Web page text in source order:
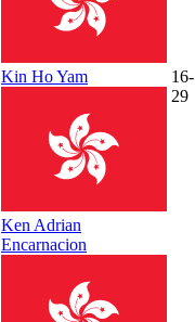
Kin Ho Yam
Ken Adrian
Encarnacion
16-
29